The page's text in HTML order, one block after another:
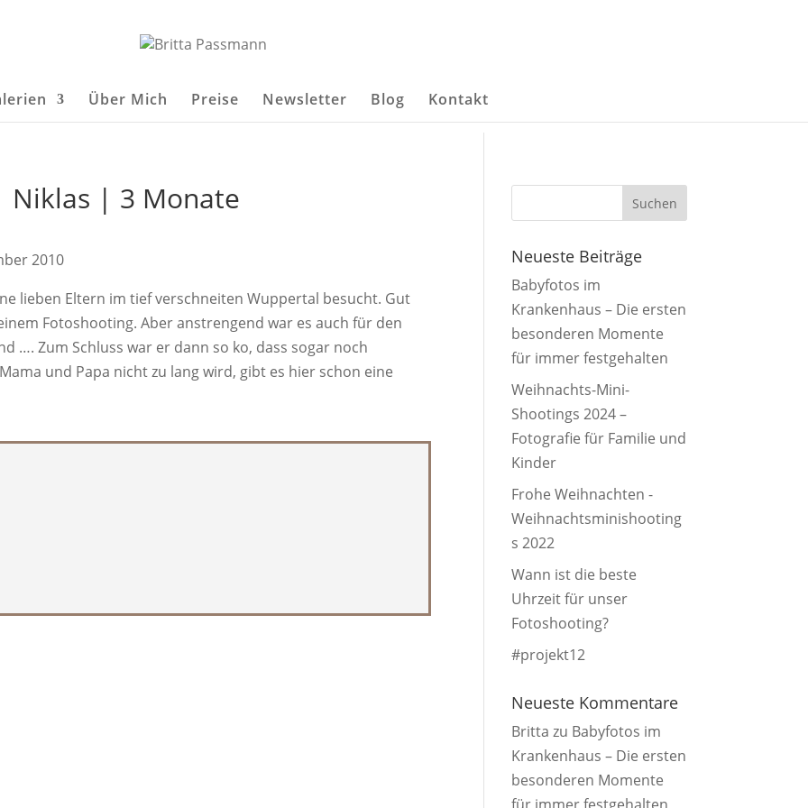
Über Mich Preise Newsletter Blog Kontakt
Niklas | 3 Monate
2010
lieben Eltern im tief verschneiten Wuppertal besucht. Gut
Fotoshooting. Aber anstrengend war es auch für den
…. Zum Schluss war er dann so ko, dass sogar noch
und Papa nicht zu lang wird, gibt es hier schon eine
Neueste Beiträge
Babyfotos im
Krankenhaus – Die ersten
besonderen Momente
für immer festgehalten
Weihnachts-Mini-
Shootings 2024 –
Fotografie für Familie und
Kinder
Frohe Weihnachten -
Weihnachtsminishooting
s 2022
Wann ist die beste
Uhrzeit für unser
Fotoshooting?
#projekt12
Neueste Kommentare
Britta zu Babyfotos im
Krankenhaus – Die ersten
besonderen Momente